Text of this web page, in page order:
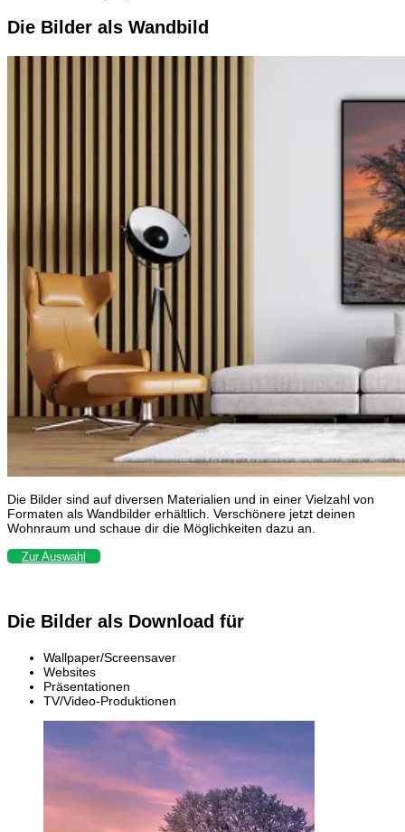
Die Bilder als Wandbild
Die Bilder sind auf diversen Materialien und in einer Vielzahl von
Formaten als Wandbilder erhältlich. Verschönere jetzt deinen
Wohnraum und schaue dir die Möglichkeiten dazu an.
Zur Auswahl
Die Bilder als Download für
Wallpaper/Screensaver
Websites
Präsentationen
TV/Video-Produktionen